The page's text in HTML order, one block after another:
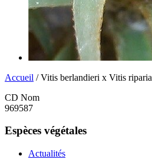
Accueil / Vitis berlandieri x Vitis riparia
CD Nom
969587
Espèces végétales
Actualités